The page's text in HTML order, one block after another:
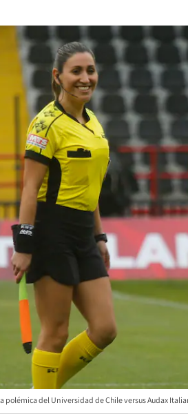
polémica del Universidad de Chile versus Audax